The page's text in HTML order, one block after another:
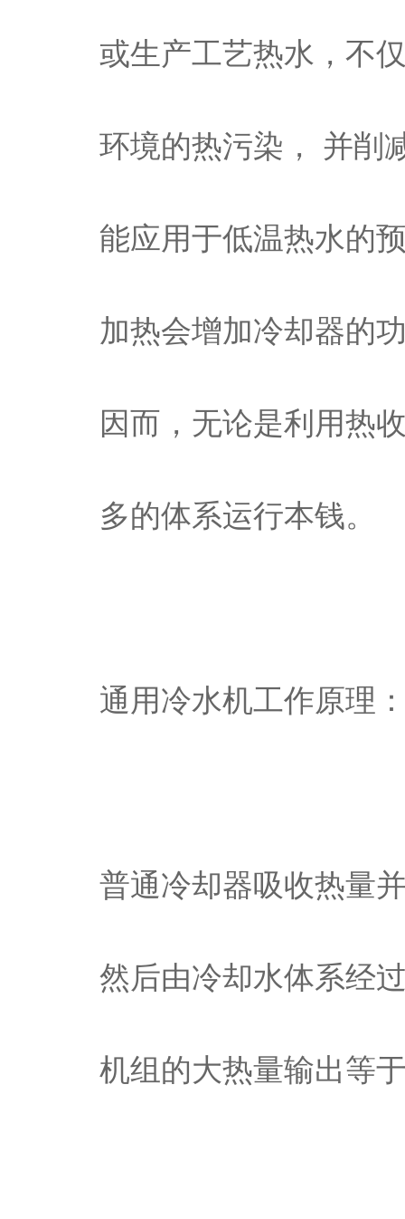
或生产工艺热水，不
环境的热污染， 并削
能应用于低温热水的
加热会增加冷却器的
因而，无论是利用热
多的体系运行本钱。
通用冷水机工作原理
普通冷却器吸收热量
然后由冷却水体系经
机组的大热量输出等